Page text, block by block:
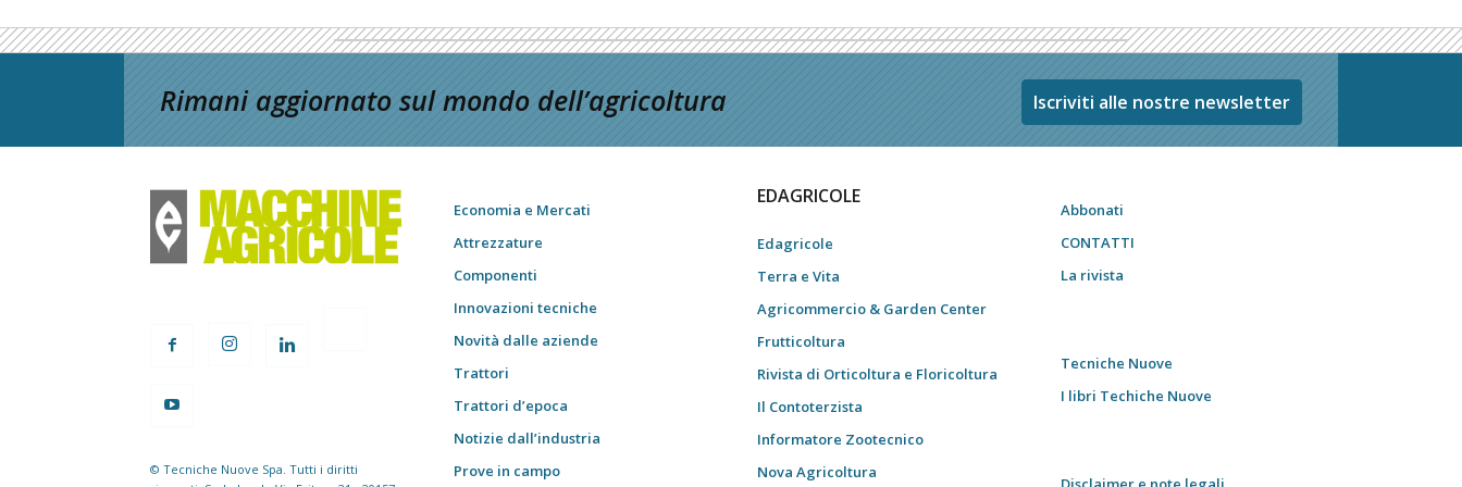
Rimani aggiornato sul mondo dell’agricoltura Iscriviti alle nostre newsletter
© Tecniche Nuove Spa. Tutti i diritti
Economia e Mercati
Attrezzature
Componenti
Innovazioni tecniche
Novità dalle aziende
Trattori
Trattori d’epoca
Notizie dall’industria
Prove in campo
EDAGRICOLE
Edagricole
Terra e Vita
Agricommercio & Garden Center
Frutticoltura
Rivista di Orticoltura e Floricoltura
Il Contoterzista
Informatore Zootecnico
Nova Agricoltura
Abbonati
CONTATTI
La rivista
Tecniche Nuove
I libri Techiche Nuove